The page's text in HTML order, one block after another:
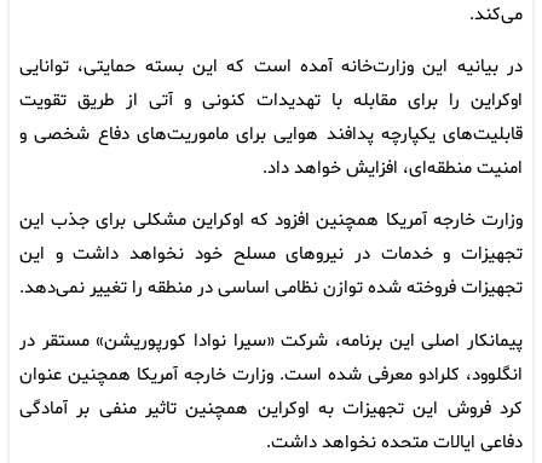
می‌کند.
در بیانیه این وزارت‌خانه آمده است که این بسته حمایتی، توانایی
اوکراین را برای مقابله با تهدیدات کنونی و آتی از طریق تقویت
قابلیت‌های یکپارچه پدافند هوایی برای ماموریت‌های دفاع شخصی و
امنیت منطقه‌ای، افزایش خواهد داد.
وزارت خارجه آمریکا همچنین افزود که اوکراین مشکلی برای جذب این
تجهیزات و خدمات در نیروهای مسلح خود نخواهد داشت و این
تجهیزات فروخته شده توازن نظامی اساسی در منطقه را تغییر نمی‌دهد.
پیمانکار اصلی این برنامه، شرکت «سیرا نوادا کورپوریشن» مستقر در
انگلوود، کلرادو معرفی شده است. وزارت خارجه آمریکا همچنین عنوان
کرد فروش این تجهیزات به اوکراین همچنین تاثیر منفی بر آمادگی
دفاعی ایالات متحده نخواهد داشت.